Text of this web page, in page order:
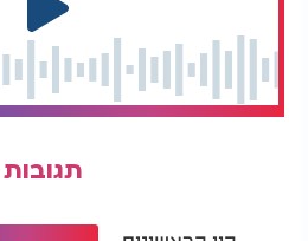
תגובות